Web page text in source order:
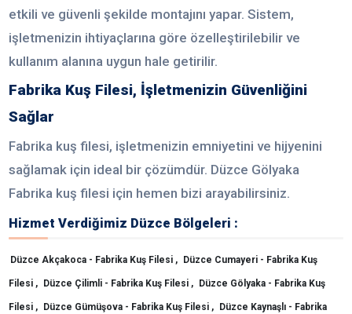
etkili ve güvenli şekilde montajını yapar. Sistem,
işletmenizin ihtiyaçlarına göre özelleştirilebilir ve
kullanım alanına uygun hale getirilir.
Fabrika Kuş Filesi, İşletmenizin Güvenliğini
Sağlar
Fabrika kuş filesi, işletmenizin emniyetini ve hijyenini
sağlamak için ideal bir çözümdür. Düzce Gölyaka
Fabrika kuş filesi için hemen bizi arayabilirsiniz.
Hizmet Verdiğimiz Düzce Bölgeleri :
Düzce Akçakoca - Fabrika Kuş Filesi , Düzce Cumayeri - Fabrika Kuş
Filesi , Düzce Çilimli - Fabrika Kuş Filesi , Düzce Gölyaka - Fabrika Kuş
Filesi , Düzce Gümüşova - Fabrika Kuş Filesi , Düzce Kaynaşlı - Fabrika